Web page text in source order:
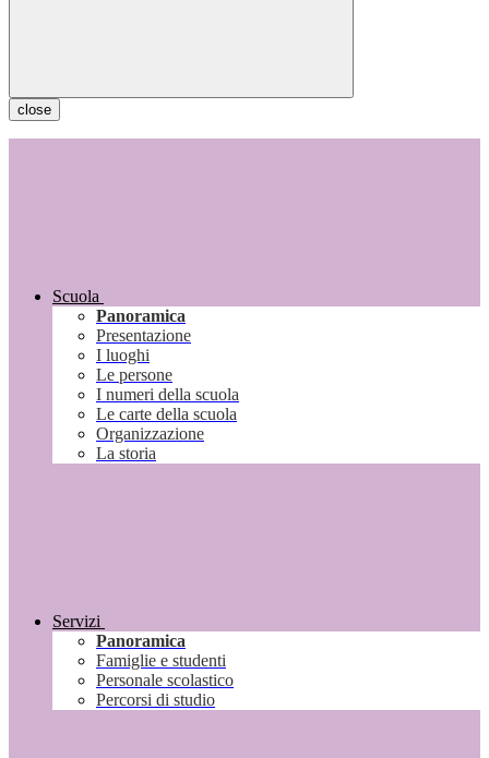
close
Scuola
Panoramica
Presentazione
I luoghi
Le persone
I numeri della scuola
Le carte della scuola
Organizzazione
La storia
Servizi
Panoramica
Famiglie e studenti
Personale scolastico
Percorsi di studio